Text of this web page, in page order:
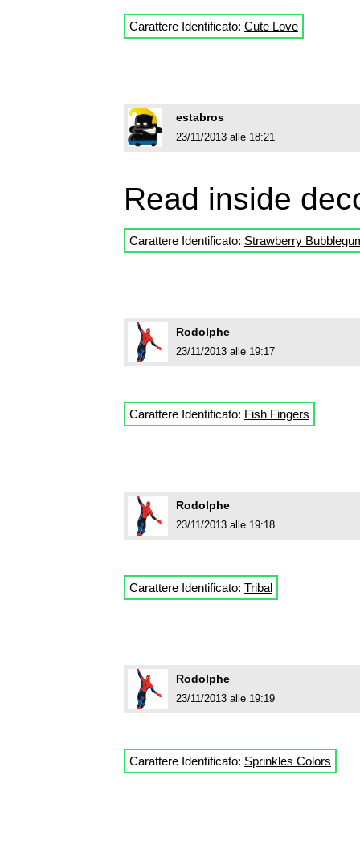
Carattere Identificato: Cute Love
estabros
23/11/2013 alle 18:21
Read inside
Carattere Identificato: Strawberry
Rodolphe
23/11/2013 alle 19:17
Carattere Identificato: Fish Fingers
Rodolphe
23/11/2013 alle 19:18
Carattere Identificato: Tribal
Rodolphe
23/11/2013 alle 19:19
Carattere Identificato: Sprinkles Colors